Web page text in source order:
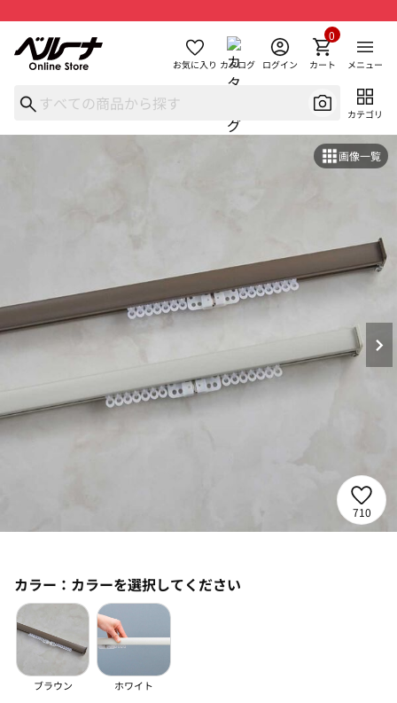
お気に入り カタログ ログイン カート
0
メニュー
カテゴリ
画像一覧
710
カラー： カラーを選択してください
ブラウン ホワイト